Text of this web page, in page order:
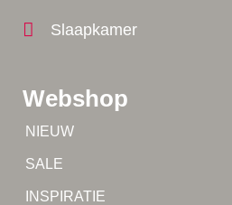
Webshop
NIEUW
SALE
INSPIRATIE
Slaapkamer